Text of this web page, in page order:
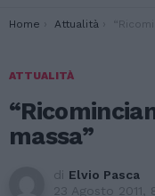
You are here:
Home Attualità “Ricominciano i
ATTUALITÀ
massa”
di Elvio Pasca
23 Agosto 2011,